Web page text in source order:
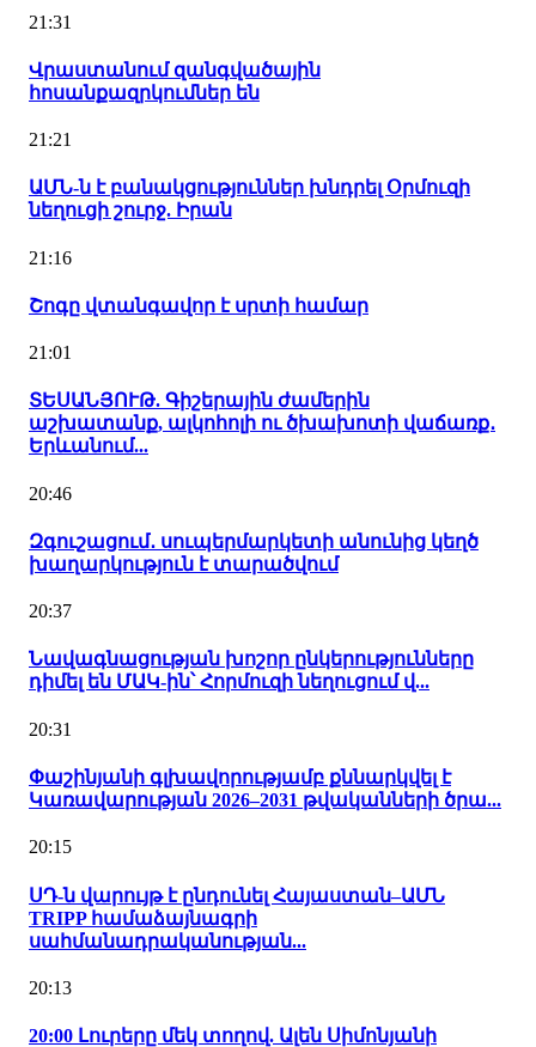
21:31
Վրաստանում զանգվածային
հոսանքազրկումներ են
21:21
ԱՄՆ-ն է բանակցություններ խնդրել Օրմուզի
նեղուցի շուրջ. Իրան
21:16
Շոգը վտանգավոր է սրտի համար
21:01
ՏԵՍԱՆՅՈՒԹ. Գիշերային ժամերին
աշխատանք, ալկոհոլի ու ծխախոտի վաճառք․
Երևանում...
20:46
Զգուշացում․ սուպերմարկետի անունից կեղծ
խաղարկություն է տարածվում
20:37
Նավագնացության խոշոր ընկերությունները
դիմել են ՄԱԿ-ին՝ Հորմուզի նեղուցում վ...
20:31
Փաշինյանի գլխավորությամբ քննարկվել է
Կառավարության 2026–2031 թվականների ծրա...
20:15
ՍԴ-ն վարույթ է ընդունել Հայաստան–ԱՄՆ
TRIPP համաձայնագրի
սահմանադրականության...
20:13
20:00 Լուրերը մեկ տողով. Ալեն Սիմոնյանի